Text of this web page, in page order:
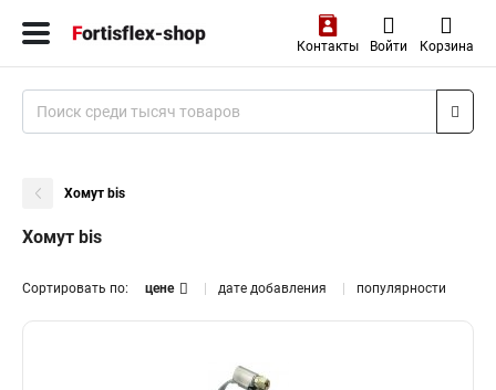
Контакты Войти Корзина
Хомут bis
Хомут bis
Сортировать по: цене дате добавления популярности